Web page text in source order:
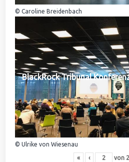
© Caroline Breidenbach
BlackRock Tribunal
© Ulrike von Wiesenau
« ‹ von 2